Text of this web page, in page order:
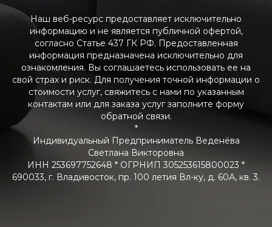
Наш веб-ресурс предоставляет исключительно
информацию и не является публичной офертой,
согласно Статье 437 ГК РФ. Предоставленная
информация предназначена исключительно для
ознакомления. Вы соглашаетесь использовать ее на
свой страх и риск. Для получения точной информации о
стоимости услуг, свяжитесь с нами по указанным
контактам или для заказа услуг заполните форму
обратной связи.
*
Индивидуальный Предприниматель Веденёва
Светлана Викторовна
ИНН 253697752648 * ОГРНИП 305253615800023 *
690033, г. Владивосток, пр. 100 летия Вл-ку, д. 60А, кв. 3.